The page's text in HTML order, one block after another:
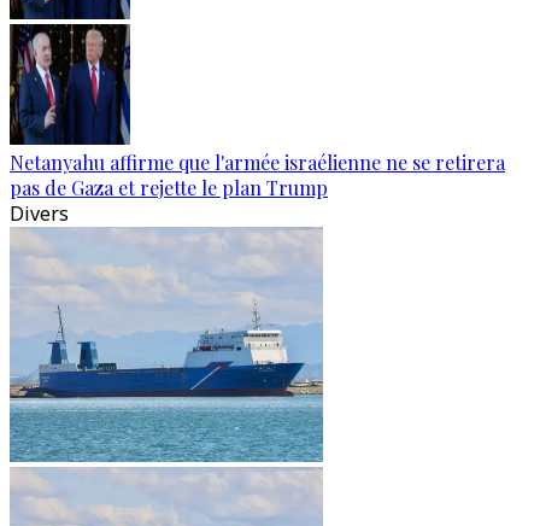
Netanyahu affirme que l'armée israélienne ne se retirera
pas de Gaza et rejette le plan Trump
Divers